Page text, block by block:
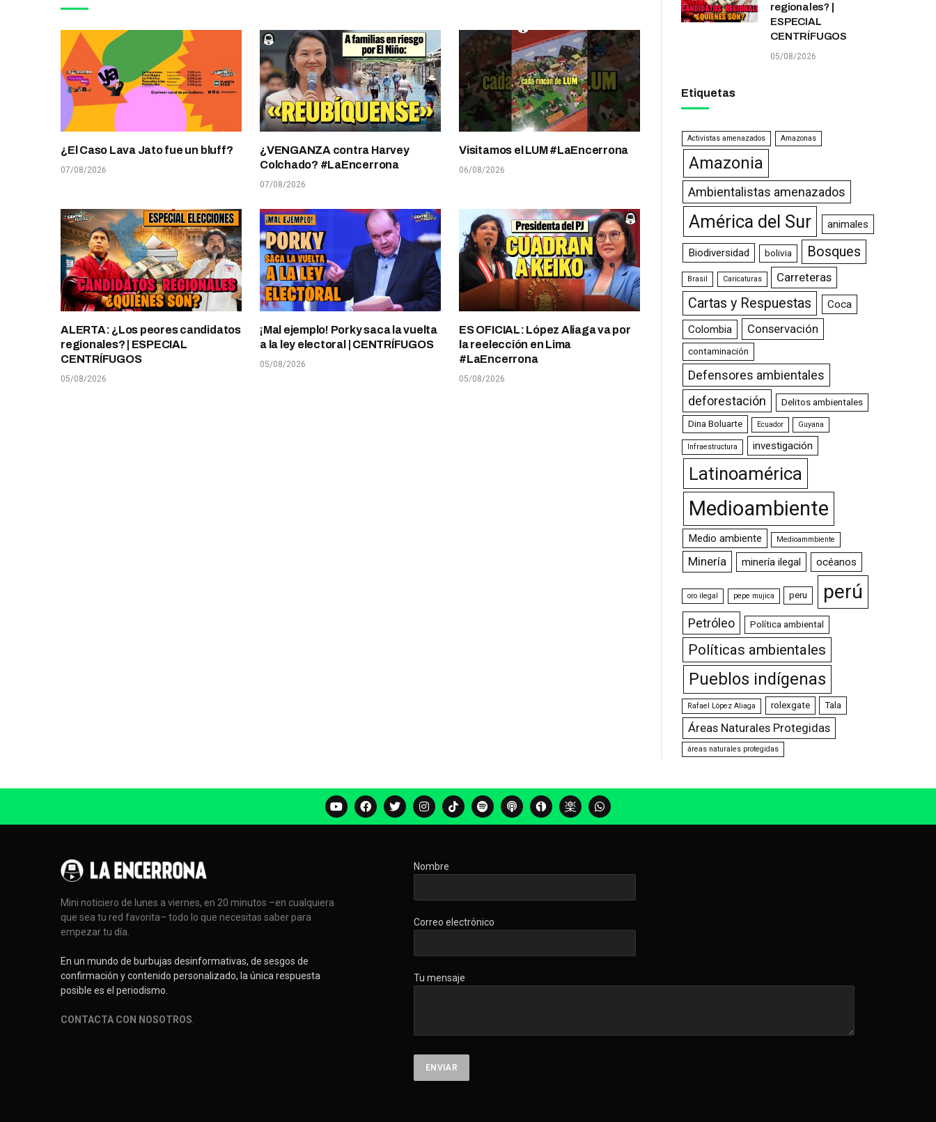
¿El Caso Lava Jato fue un bluff?
07/08/2026
¿VENGANZA contra Harvey
Colchado? #LaEncerrona
07/08/2026
Visitamos el LUM #LaEncerrona
06/08/2026
ALERTA: ¿Los peores candidatos
regionales? | ESPECIAL
CENTRÍFUGOS
05/08/2026
¡Mal ejemplo! Porky saca la vuelta
a la ley electoral | CENTRÍFUGOS
05/08/2026
ES OFICIAL: López Aliaga va por
la reelección en Lima
#LaEncerrona
05/08/2026
regionales? |
ESPECIAL
CENTRÍFUGOS
05/08/2026
Etiquetas
Activistas amenazados Amazonas
Amazonia
Ambientalistas amenazados
América del Sur animales
Biodiversidad bolivia Bosques
Brasil Caricaturas Carreteras
Cartas y Respuestas
Coca
Colombia
Conservación
contaminación
Defensores ambientales
deforestación
Delitos ambientales
Dina Boluarte Ecuador Guyana
Infraestructura investigación
Latinoamérica
Medioambiente
Medio ambiente Medioammbiente
Minería minería ilegal océanos
oro ilegal pepe mujica peru perú
Petróleo Política ambiental
Políticas ambientales
Pueblos indígenas
Rafael López Aliaga rolexgate Tala
Áreas Naturales Protegidas
áreas naturales protegidas
Mini noticiero de lunes a viernes, en 20 minutos –en cualquiera
que sea tu red favorita– todo lo que necesitas saber para
empezar tu día.
En un mundo de burbujas desinformativas, de sesgos de
confirmación y contenido personalizado, la única respuesta
posible es el periodismo.
CONTACTA CON NOSOTROS
Nombre
Correo electrónico
Tu mensaje